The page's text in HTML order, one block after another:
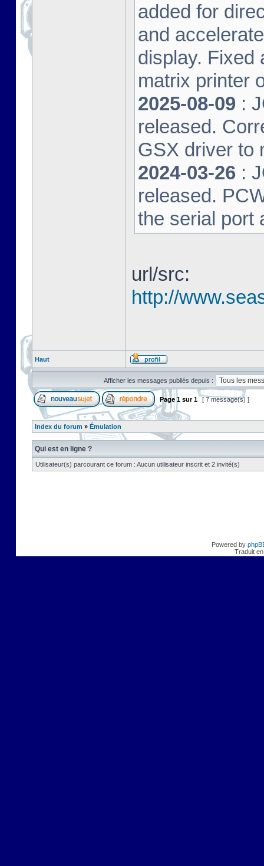
added for
and
display. Fixed
matrix printer
2025-08-09 :
released.
GSX driver to
2024-03-26 :
released.
the serial port
url/src:
http://
Haut
Afficher les messages publiés depuis :
Page 1 sur1 [ 7 message(s) ]
Index du forum » Émulation
Qui est en ligne ?
Utilisateur(s) parcourant ce forum : Aucun utilisateur inscrit et 2 invité(s)
Powered by
Traduit